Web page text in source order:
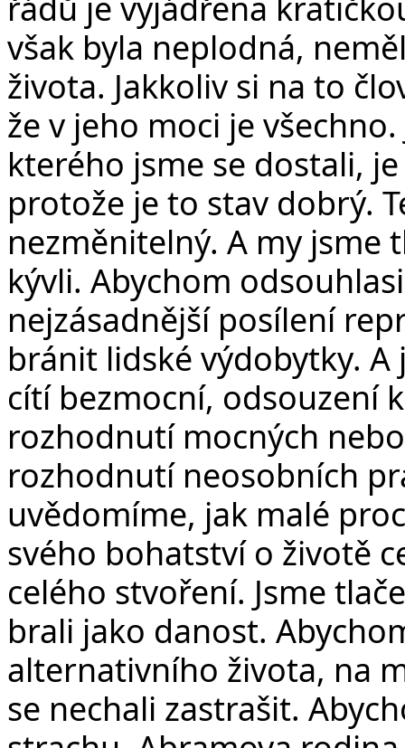
však byla neplodná,
života. Jakkoliv si na to
že v jeho moci je
kterého jsme se dostali,
protože je to stav dobrý.
nezměnitelný. A my jsme
kývli. Abychom
nejzásadnější posílení
bránit lidské výdobytky.
cítí bezmocní, odsouzení
rozhodnutí mocných
rozhodnutí neosobních
uvědomíme, jak malé
svého bohatství o životě
celého stvoření. Jsme
brali jako danost.
alternativního života, na
se nechali zastrašit.